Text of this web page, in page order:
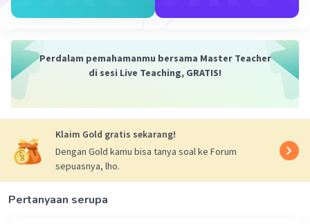
Perdalam pemahamanmu bersama Master Teacher
di sesi Live Teaching, GRATIS!
Klaim Gold gratis sekarang!
Dengan Gold kamu bisa tanya soal ke Forum
sepuasnya, lho.
Pertanyaan serupa